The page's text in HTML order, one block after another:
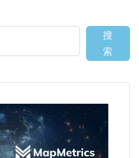
搜
索